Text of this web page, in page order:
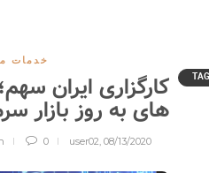
خدمات
کارگزاری ایران
های به روز بازار
user02, 08/13/2020
0